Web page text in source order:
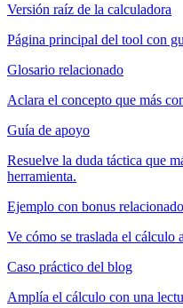
Versión raíz de la calculadora
Página principal del tool con
Glosario relacionado
Aclara el concepto que más
Guía de apoyo
Resuelve la duda táctica que
herramienta.
Ejemplo con bonus relacionado
Ve cómo se traslada el cálculo
Caso práctico del blog
Amplía el cálculo con una